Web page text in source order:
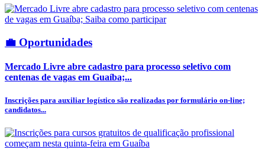
💼 Oportunidades
Mercado Livre abre cadastro para processo seletivo com
centenas de vagas em Guaíba;...
Inscrições para auxiliar logístico são realizadas por formulário on-line;
candidatos...